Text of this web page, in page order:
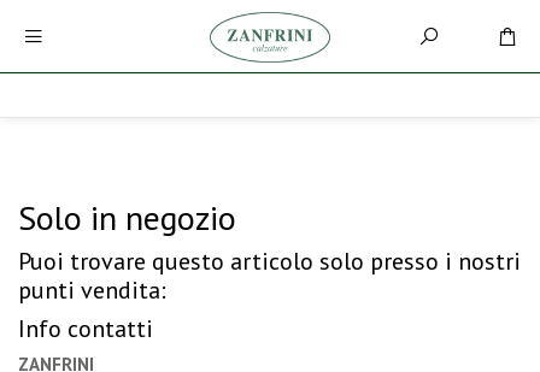
Solo in negozio
Puoi trovare questo articolo solo presso i nostri
punti vendita:
Info contatti
ZANFRINI